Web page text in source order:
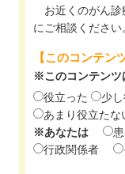
お近くのがん
にご相談ください
【このコンテン
※このコンテンツ
役立った
少
あまり役立たな
※あなたは
行政関係者